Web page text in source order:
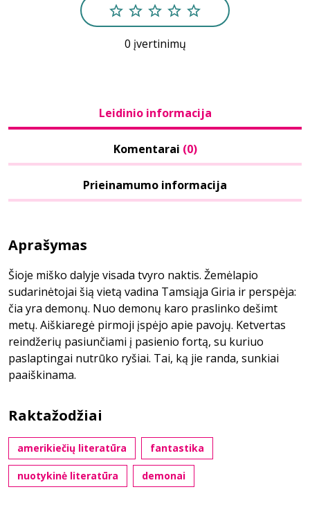
0 įvertinimų
Leidinio informacija
Komentarai (0)
Prieinamumo informacija
Aprašymas
Šioje miško dalyje visada tvyro naktis. Žemėlapio
sudarinėtojai šią vietą vadina Tamsiąja Giria ir perspėja:
čia yra demonų. Nuo demonų karo praslinko dešimt
metų. Aiškiaregė pirmoji įspėjo apie pavojų. Ketvertas
reindžerių pasiunčiami į pasienio fortą, su kuriuo
paslaptingai nutrūko ryšiai. Tai, ką jie randa, sunkiai
paaiškinama.
Raktažodžiai
amerikiečių literatūra fantastika
nuotykinė literatūra demonai